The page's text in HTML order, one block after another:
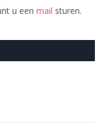
u een mail sturen.